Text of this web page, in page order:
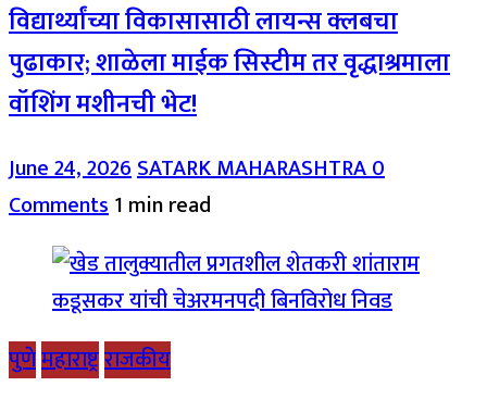
विद्यार्थ्यांच्या विकासासाठी लायन्स क्लबचा
पुढाकार; शाळेला माईक सिस्टीम तर वृद्धाश्रमाला
वॉशिंग मशीनची भेट!
June 24, 2026SATARK MAHARASHTRA0
Comments1 min read
पुणेमहाराष्ट्रराजकीय